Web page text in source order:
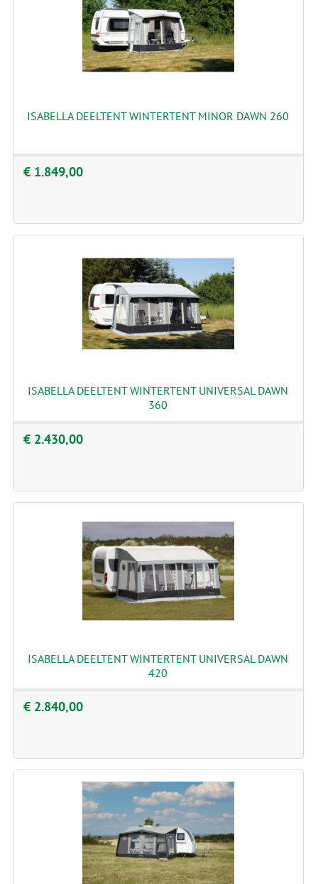
ISABELLA DEELTENT WINTERTENT MINOR DAWN 260
€ 1.849,00
ISABELLA DEELTENT WINTERTENT UNIVERSAL DAWN
360
€ 2.430,00
ISABELLA DEELTENT WINTERTENT UNIVERSAL DAWN
420
€ 2.840,00